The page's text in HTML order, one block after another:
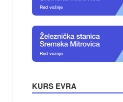
KURS EVRA